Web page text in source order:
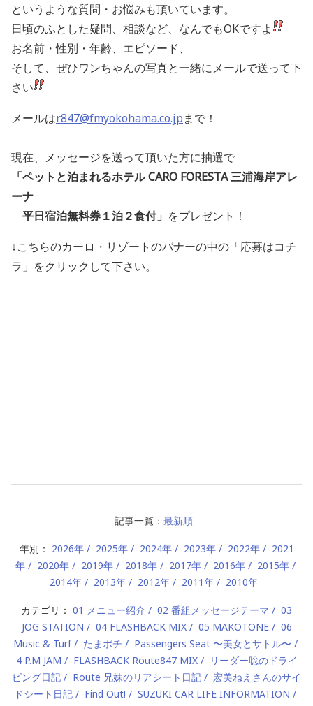
というような質問・お悩みも頂いています。
日頃のふとした疑問、相談など、なんでもOKですよ
お名前・性別・年齢、エピソード、
そして、ぜひワンちゃんの写真と一緒にメールで送って下
さい
メールはr847@fmyokohama.co.jpまで！
現在、メッセージを送って頂いた方に抽選で
「ペットと泊まれるホテル CARO FORESTA 三浦海岸アレ
ーナ
平日宿泊無料券１泊２食付」 をプレゼント！
↓こちらのカーロ・リゾートのバナーの中の「応募はコチ
ラ」をクリックして下さい。
記事一覧： 最新順
年別： 2026年 2025年 2024年 2023年 2022年
2021
年
2020年 2019年 2018年 2017年 2016年
2015年
2014年
2013年 2012年 2011年 2010年
カテゴリ： 01 メニュー紹介 02 番組メッセージテーマ
03
JOG STATION
04 FLASHBACK MIX 05 MAKOTONE
06
Music & Turf
たまポチ
Passengers Seat 〜美女とサトル〜
4 P.M JAM
FLASHBACK Route847 MIX
リーダー聡のドライ
ビング日記
Route 兄妹のリアシート日記
宏美ねえさんのサイ
ドシート日記
Find Out!
SUZUKI CAR LIFE INFORMATION